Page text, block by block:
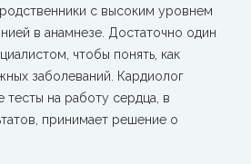
с высоким уровнем
в анамнезе. Достаточно один
чтобы понять, как
заболеваний. Кардиолог
на работу сердца, в
принимает решение о